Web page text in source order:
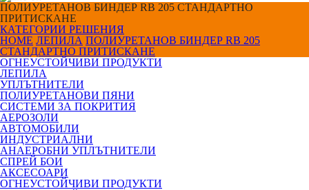
ПОЛИУРЕТАНОВ БИНДЕР RB 205 СТАНДАРТНО
ПРИТИСКАНЕ
КАТЕГОРИИ РЕШЕНИЯ
HOME ЛЕПИЛА ПОЛИУРЕТАНОВ БИНДЕР RB 205
СТАНДАРТНО ПРИТИСКАНЕ
ОГНЕУСТОЙЧИВИ ПРОДУКТИ
ЛЕПИЛА
УПЛЪТНИТЕЛИ
ПОЛИУРЕТАНОВИ ПЯНИ
СИСТЕМИ ЗА ПОКРИТИЯ
АЕРОЗОЛИ
АВТОМОБИЛИ
ИНДУСТРИАЛНИ
АНАЕРОБНИ УПЛЪТНИТЕЛИ
СПРЕЙ БОИ
АКСЕСОАРИ
ОГНЕУСТОЙЧИВИ ПРОДУКТИ